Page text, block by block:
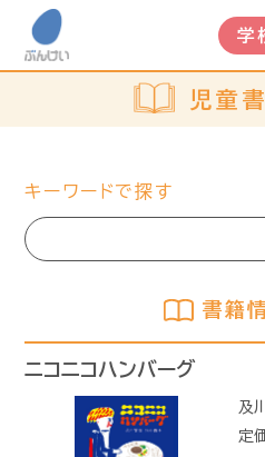
学
児童
キーワードで探す
書籍
ニコニコハンバーグ
及
定